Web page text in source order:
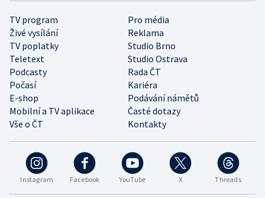
Instagram Facebook YouTube X Threads
TV program
Pro média
Živé vysílání
Reklama
TV poplatky
Studio Brno
Teletext
Studio Ostrava
Podcasty
Rada ČT
Počasí
Kariéra
E-shop
Podávání námětů
Mobilní a TV aplikace
Časté dotazy
Vše o ČT
Kontakty